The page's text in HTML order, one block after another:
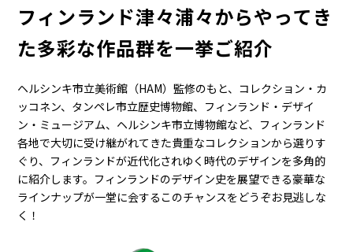
フィンランド津々浦々からやってき
た多彩な作品群を一挙ご紹介
ヘルシンキ市立美術館（HAM）監修のもと、コレクション・カ
ッコネン、タンペレ市立歴史博物館、フィンランド・デザイ
ン・ミュージアム、ヘルシンキ市立博物館など、フィンランド
各地で大切に受け継がれてきた貴重なコレクションから選りす
ぐり、フィンランドが近代化されゆく時代のデザインを多角的
に紹介します。フィンランドのデザイン史を展望できる豪華な
ラインナップが一堂に会するこのチャンスをどうぞお見逃しな
く！